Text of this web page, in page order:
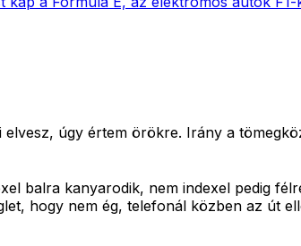
úgy értem örökre. Irány a
balra kanyarodik, nem indexel pedig
hogy nem ég, telefonál közben az út